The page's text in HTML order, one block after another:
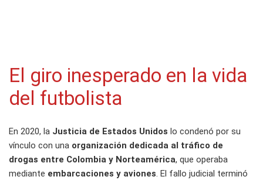
El giro inesperado en la vida
del futbolista
En 2020, la Justicia de Estados Unidos lo condenó por su
vínculo con una organización dedicada al tráfico de
drogas entre Colombia y Norteamérica, que operaba
mediante embarcaciones y aviones. El fallo judicial terminó